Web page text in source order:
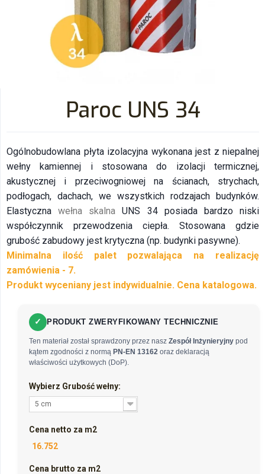
Paroc UNS 34
Ogólnobudowlana płyta izolacyjna wykonana jest z niepalnej
wełny kamiennej i stosowana do izolacji termicznej,
akustycznej i przeciwogniowej na ścianach, strychach,
podłogach, dachach, we wszystkich rodzajach budynków.
Elastycznawełna skalna UNS 34 posiada bardzo niski
współczynnik przewodzenia ciepła. Stosowana gdzie
grubość zabudowy jest krytyczna (np. budynki pasywne).
Minimalna ilość palet pozwalająca na realizację
zamówienia - 7.
Produkt wyceniany jest indywidualnie. Cena katalogowa.
✓ PRODUKT ZWERYFIKOWANY TECHNICZNIE
Ten materiał został sprawdzony przez nasz Zespół Inżynieryjny pod
kątem zgodności z normą PN-EN 13162 oraz deklaracją
właściwości użytkowych (DoP).
Wybierz Grubość wełny:
5 cm
Cena netto za m2
16.752
Cena brutto za m2